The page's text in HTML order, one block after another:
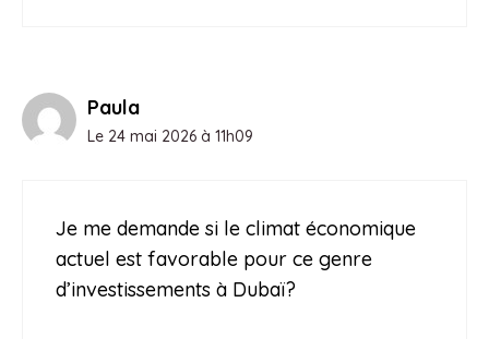
Paula
Le 24 mai 2026 à 11h09
Je me demande si le climat économique
actuel est favorable pour ce genre
d’investissements à Dubaï?